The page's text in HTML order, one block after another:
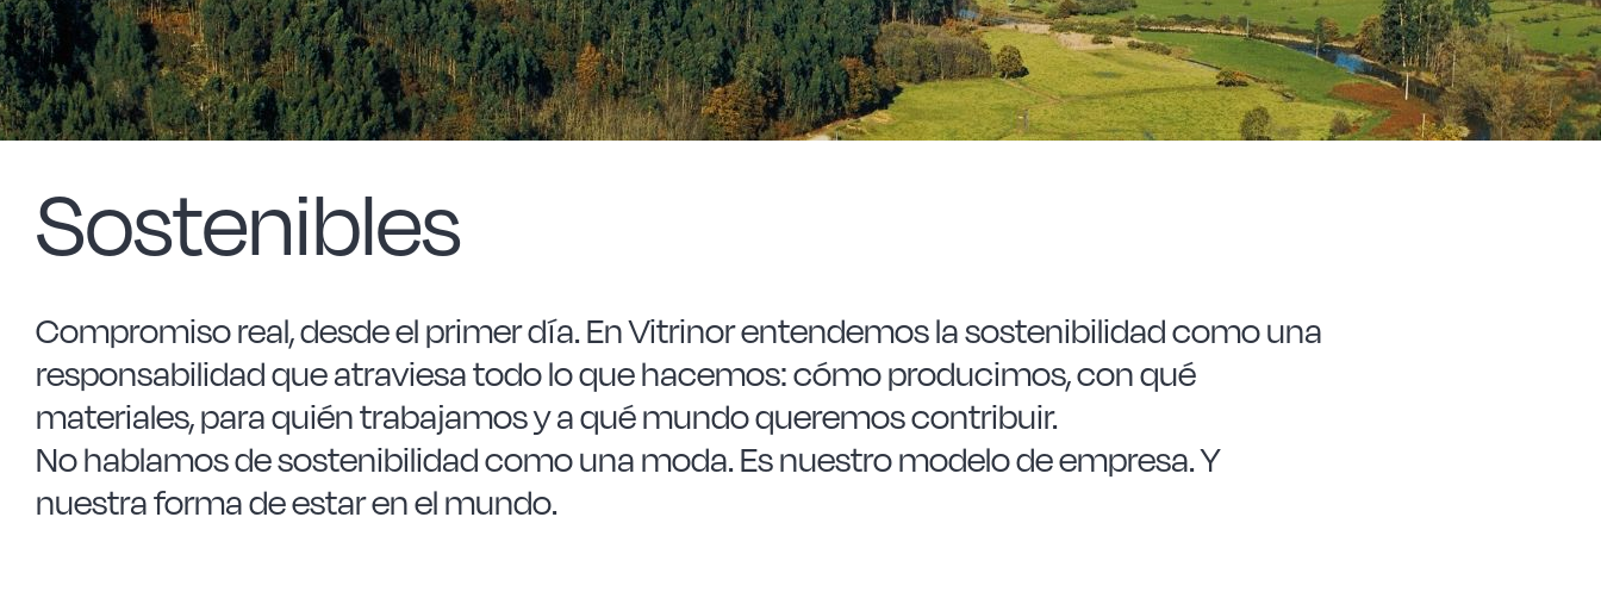
Sostenibles
Compromiso real, desde el primer día.En Vitrinor entendemos la sostenibilidad como una
responsabilidad que atraviesa todo lo que hacemos: cómo producimos, con qué
materiales, para quién trabajamos y a qué mundo queremos contribuir.
No hablamos de sostenibilidad como una moda. Es nuestro modelo de empresa. Y
nuestra forma de estar en el mundo.